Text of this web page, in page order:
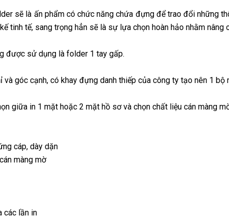
sẽ là ấn phẩm có chức năng chứa đựng để trao đổi những
tinh tế, sang trọng hẳn sẽ là sự lựa chọn hoàn hảo nhằm nâng
được sử dụng là folder 1 tay gấp.
góc cạnh, có khay đựng danh thiếp của công ty tạo nên 1 bộ
giữa in 1 mặt hoặc 2 mặt hồ sơ và chọn chất liệu cán màng
cáp, dày dặn
màng mờ
các lần in